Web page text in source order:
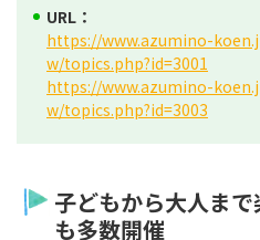
URL：
https://www.azumino-
w/topics.php?id=3001
https://www.azumino-
w/topics.php?id=3003
子どもから大人ま
も多数開催